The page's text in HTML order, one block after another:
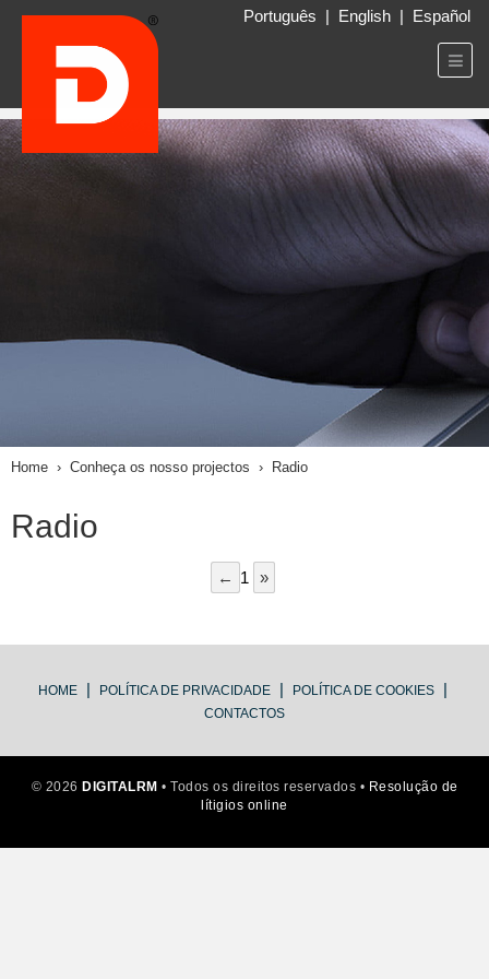
Português | English | Español
Home › Conheça os nosso projectos › Radio
Radio
← 1 »
HOME| POLÍTICA DE PRIVACIDADE| POLÍTICA DE COOKIES|
CONTACTOS
© 2026 DIGITALRM • Todos os direitos reservados • Resolução de
lítigios online